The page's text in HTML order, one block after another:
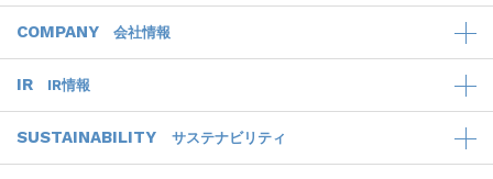
COMPANY 会社情報
IR IR情報
SUSTAINABILITY サステナビリティ